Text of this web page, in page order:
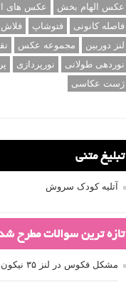
عکس الهام بخش
عکس های
فاصله کانونی
فتوشاپ فلاش
لنز دوربین
مجموعه عکس
نوردهی طولانی
نورپردازی
ژست عکاسی
تبلیغ متنی
آتلیه کودک سروش
تازه ترین سوالات مطرح
مشکل فکوس در لنز ۳۵ نیکون